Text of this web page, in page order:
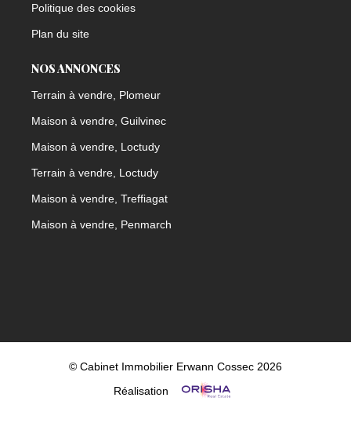
Politique des cookies
Plan du site
NOS ANNONCES
Terrain à vendre, Plomeur
Maison à vendre, Guilvinec
Maison à vendre, Loctudy
Terrain à vendre, Loctudy
Maison à vendre, Treffiagat
Maison à vendre, Penmarch
© Cabinet Immobilier Erwann Cossec 2026
Réalisation